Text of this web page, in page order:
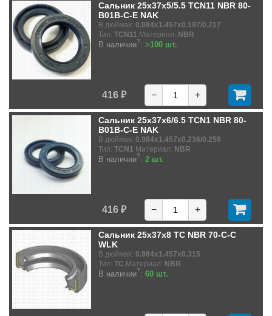
Сальник 25x37x5/5.5 TCN11 NBR 80-
B01B-C-E NAK
В дюймах: 0.984x1.457x0.197/0.217
Тип: TCN11 Материал: NBR
В наличии?: >100 шт.
416 ₽ − +
Сальник 25x37x6/6.5 TCN1 NBR 80-
B01B-C-E NAK
В дюймах: 0.984x1.457x0.236/0.256
Тип: TCN1 Материал: NBR
В наличии?: 2 шт.
416 ₽ − +
Сальник 25x37x8 TC NBR 70-C-C
WLK
В дюймах: 0.984x1.457x0.315
Тип: TC Материал: NBR
В наличии?: 60 шт.